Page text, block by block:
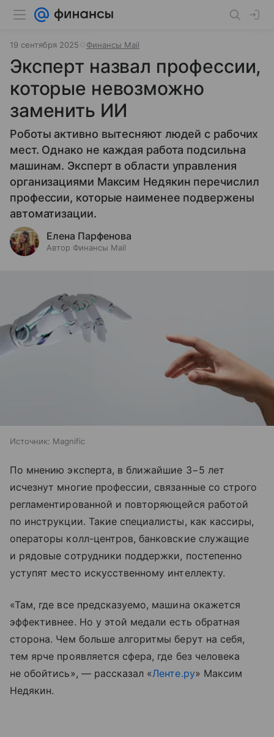
19 сентября 2025 Финансы Mail
Эксперт назвал профессии,
которые невозможно
заменить ИИ
Роботы активно вытесняют людей с рабочих
мест. Однако не каждая работа подсильна
машинам. Эксперт в области управления
организациями Максим Недякин перечислил
профессии, которые наименее подвержены
автоматизации.
Елена Парфенова
Автор Финансы Mail
Источник: Magnific
По мнению эксперта, в ближайшие 3−5 лет
исчезнут многие профессии, связанные со строго
регламентированной и повторяющейся работой
по инструкции. Такие специалисты, как кассиры,
операторы колл-центров, банковские служащие
и рядовые сотрудники поддержки, постепенно
уступят место искусственному интеллекту.
«Там, где все предсказуемо, машина окажется
эффективнее. Но у этой медали есть обратная
сторона. Чем больше алгоритмы берут на себя,
тем ярче проявляется сфера, где без человека
не обойтись», — рассказал «Ленте.ру» Максим
Недякин.